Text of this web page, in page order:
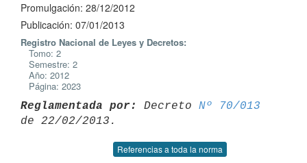
Promulgación: 28/12/2012
Publicación: 07/01/2013
Registro Nacional de Leyes y Decretos:
Tomo: 2
Semestre: 2
Año: 2012
Página: 2023
Reglamentada por: Decreto Nº 70/013
Referencias a toda la norma